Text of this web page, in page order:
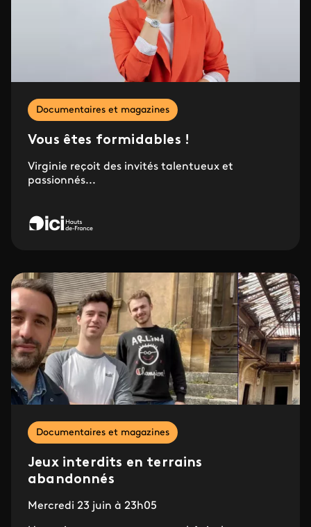
Documentaires et magazines
Vous êtes formidables !
Virginie reçoit des invités talentueux et
passionnés...
Documentaires et magazines
Jeux interdits en terrains
abandonnés
Mercredi 23 juin à 23h05